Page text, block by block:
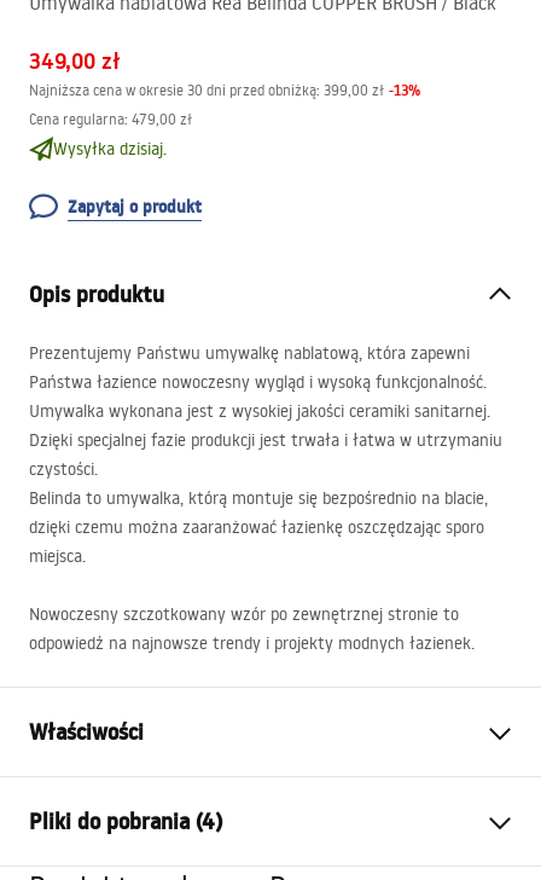
349,00 zł
Najniższa cena w okresie 30 dni przed obniżką: 399,00 zł -13%
Cena regularna: 479,00 zł
Wysyłka dzisiaj.
Zapytaj o produkt
Opis produktu
Prezentujemy Państwu umywalkę nablatową, która zapewni
Państwa łazience nowoczesny wygląd i wysoką funkcjonalność.
Umywalka wykonana jest z wysokiej jakości ceramiki sanitarnej.
Dzięki specjalnej fazie produkcji jest trwała i łatwa w utrzymaniu
czystości.
Belinda to umywalka, którą montuje się bezpośrednio na blacie,
dzięki czemu można zaaranżować łazienkę oszczędzając sporo
miejsca.
Nowoczesny szczotkowany wzór po zewnętrznej stronie to
odpowiedź na najnowsze trendy i projekty modnych łazienek.
Właściwości
Materiał:
Kolor:
Czarny, Miedź
Pliki do pobrania (4)